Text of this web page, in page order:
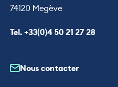
74120 Megève
Appeler le
Tel. +33(0)4 50 21 27 28
Nous contacter